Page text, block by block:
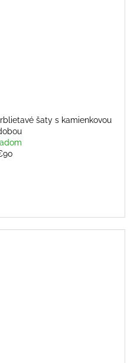
šaty s kamienkovou